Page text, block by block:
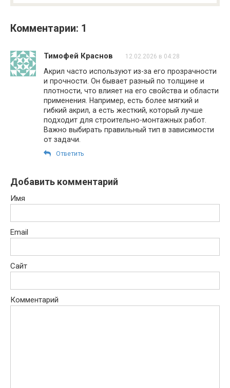
Комментарии: 1
Тимофей Краснов 12.02.2026 в 04:28
Акрил часто используют из-за его прозрачности
и прочности. Он бывает разный по толщине и
плотности, что влияет на его свойства и области
применения. Например, есть более мягкий и
гибкий акрил, а есть жесткий, который лучше
подходит для строительно-монтажных работ.
Важно выбирать правильный тип в зависимости
от задачи.
Ответить
Добавить комментарий
Имя
Email
Сайт
Комментарий